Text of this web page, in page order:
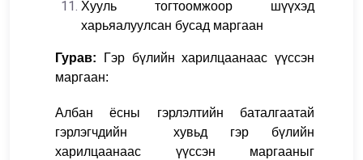
Хууль тогтоомжоор шүүхэд
харьяалуулсан бусад маргаан
Гурав: Гэр бүлийн харилцаанаас үүссэн
маргаан:
Албан ёсны гэрлэлтийн баталгаатай
гэрлэгчдийн хувьд гэр бүлийн
харилцаанаас үүссэн маргааныг